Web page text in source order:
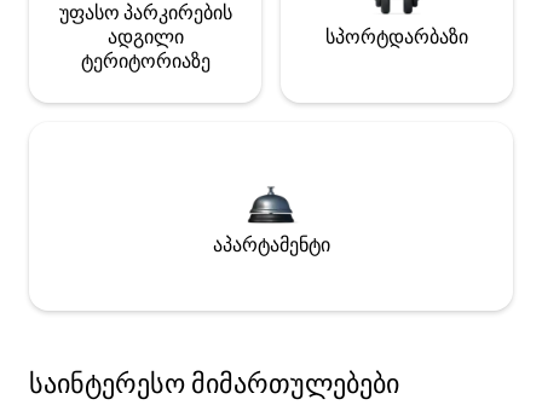
უფასო პარკირების
ადგილი
ტერიტორიაზე
სპორტდარბაზი
აპარტამენტი
საინტერესო მიმართულებები